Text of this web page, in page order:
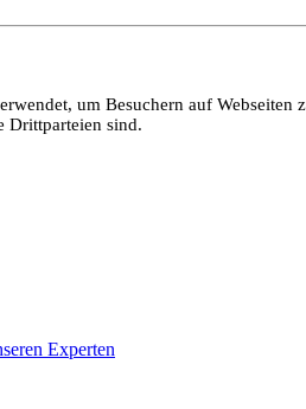
um Besuchern auf
Drittparteien sind.
Experten